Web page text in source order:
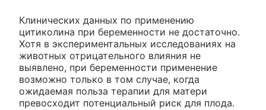
Клинических данных по применению
цитиколина при беременности не достаточно.
Хотя в экспериментальных исследованиях на
животных отрицательного влияния не
выявлено, при беременности применение
возможно только в том случае, когда
ожидаемая польза терапии для матери
превосходит потенциальный риск для плода.